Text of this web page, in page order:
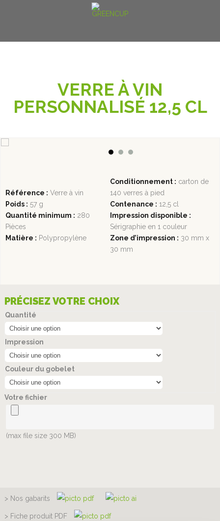
VERRE À VIN
PERSONNALISÉ 12,5 CL
Référence : Verre à vin
Poids : 57 g
Quantité minimum : 280
Pièces
Matière : Polypropylène
Conditionnement : carton de
140 verres à pied
Contenance : 12,5 cl
Impression disponible :
Sérigraphie en 1 couleur
Zone d’impression : 30 mm x
30 mm
PRÉCISEZ VOTRE CHOIX
Quantité
Impression
Couleur du gobelet
Votre fichier
(max file size 300 MB)
> Nos gabarits
> Fiche produit PDF